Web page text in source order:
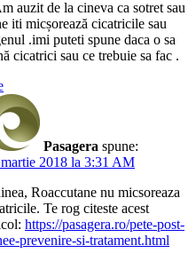
auzit de la cineva ca sotret sau
iti micșorează cicatricile sau
.imi puteti spune daca o sa
cicatrici sau ce trebuie sa fac .
Pasagera spune:
2018 la 3:31 AM
Roaccutane nu micsoreaza
Te rog citeste acest
https://pasagera.ro/pete-post-
prevenire-si-tratament.html